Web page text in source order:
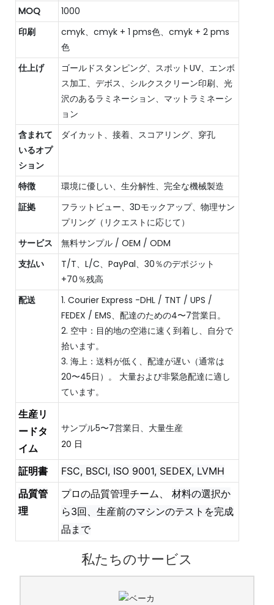
MOQ
1000
印刷
cmyk、cmyk + 1 pms色、cmyk + 2 pms
色
仕上げ
ゴールドスタンピング、スポットUV、エンボ
ス加工、デボス、シルクスクリーン印刷、光
沢のあるラミネーション、マットラミネーシ
ョン
含まれて
いるオプ
ション
ダイカット、接着、スコアリング、穿孔
特徴
環境に優しい、生分解性、完全な機械製造
証拠
フラットビュー、3Dモックアップ、物理サン
プリング（リクエストに応じて）
サービス
無料サンプル / OEM / ODM
支払い
T/T、L/C、PayPal、30％のデポジット
+70％残高
配送
1. Courier Express -DHL / TNT / UPS /
FEDEX / EMS、配達のための4〜7営業日。
2. 空中：目的地の空港に速く到着し、自分で
拾います。
3. 海上：送料が低く、配達が遅い（通常は
20〜45日）。 大量および非緊急配達に適し
ています。
生産リ
ードタ
イム
20 日
証明書
FSC, BSCI, ISO 9001, SEDEX, LVMH
品質管
理
プロの品質管理チーム、 材料の選択か
ら3回、生産前のマシンのテストを完成
品まで
私たちのサービス